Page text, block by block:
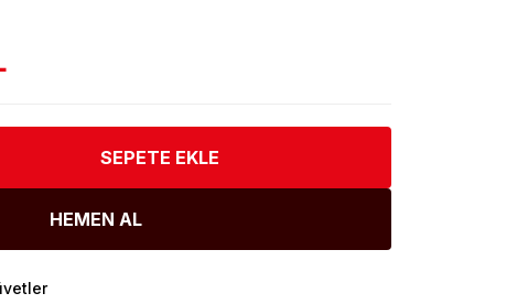
SEPETE EKLE
HEMEN AL